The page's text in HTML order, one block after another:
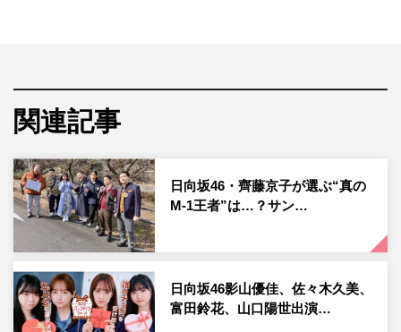
ゃぎのロケなど、博多華丸・大吉＆千鳥、準レギュラーの
かまいたち（山内健司、濱家隆一）が先輩後輩の垣根や体
力の限界を超え、全力で笑いを提供している。
今回は、料理6連単企画「おいしい鍋を作ったのは誰？ラ
ンキング」。博多華丸・大吉、千鳥、かまいたちの
オリジナルの鍋を作り、齊藤と佐々木がおいしかった順に
ランキングをつける。6人はその順位を予想し、ぴったり
当てれば50万円を獲得できる。進行はダイアンが担当。
関連記事
日向坂46・齊藤京子が選ぶ“真の
M-1王者”は…？サン…
日向坂46影山優佳、佐々木久美、
富田鈴花、山口陽世出演…